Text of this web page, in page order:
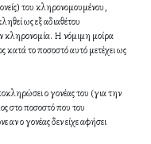
του κληρονομουμένου,
ως εξ αδιαθέτου
κληρονομία. Η νόμιμη μοίρα
κατά το ποσοστό αυτό μετέχει ως
ο γονέας του (για την
στο ποσοστό που του
αν ο γονέας δεν είχε αφήσει